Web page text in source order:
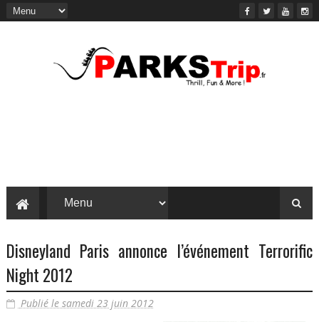
Disneyland Paris annonce l’événement Terrorific
Night 2012
Publié le samedi 23 juin 2012